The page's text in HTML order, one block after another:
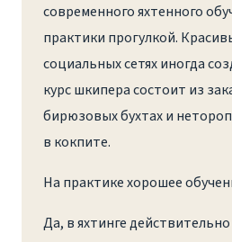
современного яхтенного
практики прогулкой.
социальных сетях иногда
курс шкипера состоит из
бирюзовых бухтах и
в кокпите.
На практике хорошее
Да, в яхтинге